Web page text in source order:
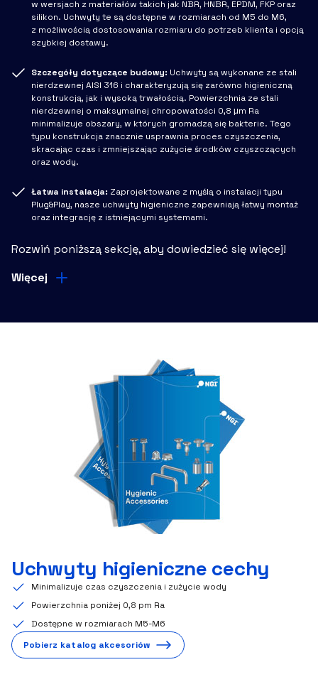
w wersjach z materiałów takich jak NBR, HNBR, EPDM, FKP oraz
silikon. Uchwyty te są dostępne w rozmiarach od M5 do M6,
z możliwością dostosowania rozmiaru do potrzeb klienta i opcją
szybkiej dostawy.
Szczegóły dotyczące budowy: Uchwyty są wykonane ze stali
nierdzewnej AISI 316 i charakteryzują się zarówno higieniczną
konstrukcją, jak i wysoką trwałością. Powierzchnia ze stali
nierdzewnej o maksymalnej chropowatości 0,8 μm Ra
minimalizuje obszary, w których gromadzą się bakterie. Tego
typu konstrukcja znacznie usprawnia proces czyszczenia,
skracając czas i zmniejszając zużycie środków czyszczących
oraz wody.
Łatwa instalacja: Zaprojektowane z myślą o instalacji typu
Plug&Play, nasze uchwyty higieniczne zapewniają łatwy montaż
oraz integrację z istniejącymi systemami.
Rozwiń poniższą sekcję, aby dowiedzieć się więcej!
Więcej
Uchwyty higieniczne cechy
Minimalizuje czas czyszczenia i zużycie wody
Powierzchnia poniżej 0,8 pm Ra
Dostępne w rozmiarach M5-M6
Pobierz katalog akcesoriów